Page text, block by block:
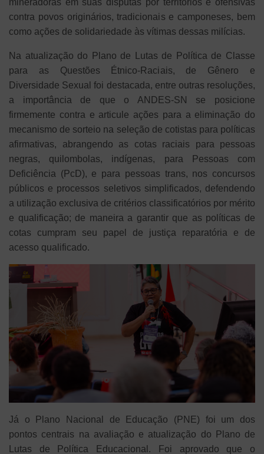
contra povos originários, tradicionais e camponeses, bem
como ações de solidariedade às vítimas dessas milícias.
Na atualização do Plano de Lutas de Política de Classe
para as Questões Étnico-Raciais, de Gênero e
Diversidade Sexual foi destacada, entre outras resoluções,
a importância de que o ANDES-SN se posicione
firmemente contra e articule ações para a eliminação do
mecanismo de sorteio na seleção de cotistas para políticas
afirmativas, abrangendo as cotas raciais para pessoas
negras, quilombolas, indígenas, para Pessoas com
Deficiência (PcD), e para pessoas trans, nos concursos
públicos e processos seletivos simplificados, defendendo
a utilização exclusiva de critérios classificatórios por mérito
e qualificação; de maneira a garantir que as políticas de
cotas cumpram seu papel de justiça reparatória e de
acesso qualificado.
Já o Plano Nacional de Educação (PNE) foi um dos
pontos centrais na avaliação e atualização do Plano de
Lutas de Política Educacional. Foi aprovado que o